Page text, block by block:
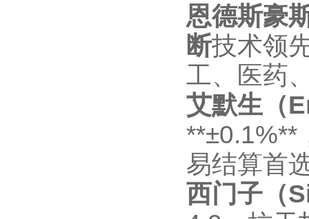
恩德斯豪
断技术领
工、医药
艾默生（
**±0.1%**
易结算首
西门子（